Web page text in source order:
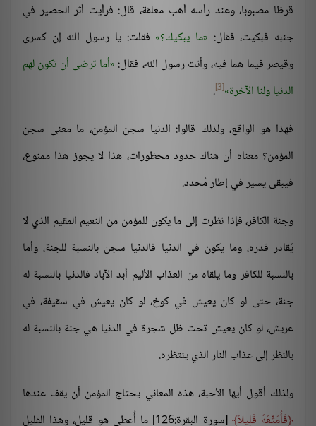
قرظا مصبوبا، وعند رأسه أهب معلقة، قال: فرأيت أثر الحصير في
جنبه فبكيت، فقال: ما يبكيك؟ فقلت: يا رسول الله إن كسرى
وقيصر فيما هما فيه، وأنت رسول الله، فقال: أما ترضى أن تكون لهم
الدنيا ولنا الآخرة [3]
.
فهذا هو الواقع، ولذلك قالوا: الدنيا سجن المؤمن، ما معنى سجن
المؤمن؟ معناه أن هناك حدود محظورات، هذا لا يجوز هذا ممنوع،
فيبقى يسير في إطار مُحدد.
وجنة الكافر، فإذا نظرت إلى ما يكون للمؤمن من النعيم المقيم الذي لا
يُقادر قدره، وما يكون في الدنيا فالدنيا سجن بالنسبة للجنة، وأما
بالنسبة للكافر وما يلقاه من العذاب الأليم أبد الآباد فالدنيا بالنسبة له
جنة، حتى لو كان يعيش في كوخ، لو كان يعيش في سقيفة، في
عريش، لو كان يعيش تحت ظل شجرة في الدنيا هي جنة بالنسبة له
بالنظر إلى عذاب النار الذي ينتظره.
ولذلك أقول أيها الأحبة، هذه المعاني يحتاج المؤمن أن يقف عندها
فَأُمَتِّعُهُ قَلِيلاً
[سورة البقرة:126] ما أُعطي هو قليل، وهذا القليل